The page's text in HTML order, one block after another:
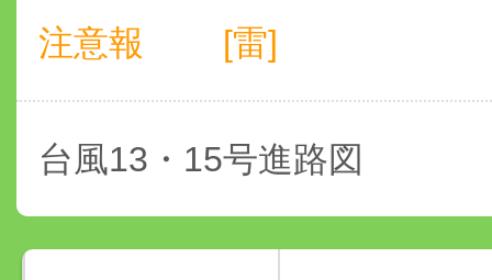
注意報 [雷]
台風13・15号進路図